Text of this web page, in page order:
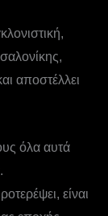
αποστέλλει
όλα αυτά
είναι